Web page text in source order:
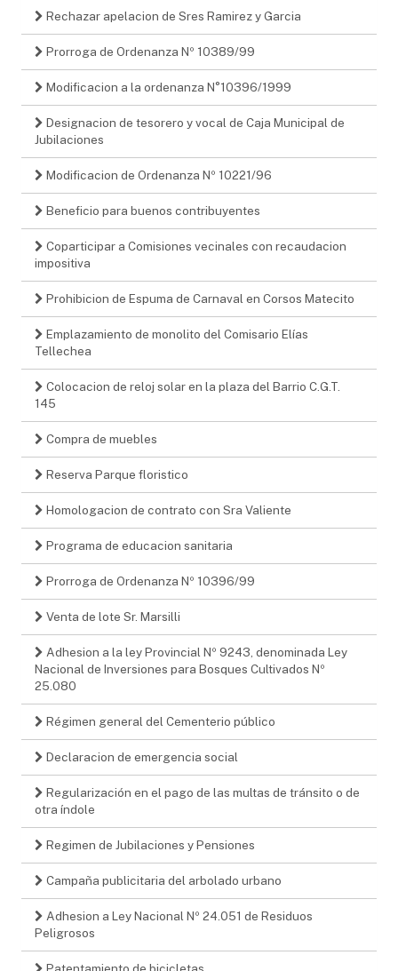
Rechazar apelacion de Sres Ramirez y Garcia
Prorroga de Ordenanza Nº 10389/99
Modificacion a la ordenanza N°10396/1999
Designacion de tesorero y vocal de Caja Municipal de
Jubilaciones
Modificacion de Ordenanza Nº 10221/96
Beneficio para buenos contribuyentes
Coparticipar a Comisiones vecinales con recaudacion
impositiva
Prohibicion de Espuma de Carnaval en Corsos Matecito
Emplazamiento de monolito del Comisario Elías
Tellechea
Colocacion de reloj solar en la plaza del Barrio C.G.T.
145
Compra de muebles
Reserva Parque floristico
Homologacion de contrato con Sra Valiente
Programa de educacion sanitaria
Prorroga de Ordenanza Nº 10396/99
Venta de lote Sr. Marsilli
Adhesion a la ley Provincial Nº 9243, denominada Ley
Nacional de Inversiones para Bosques Cultivados Nº
25.080
Régimen general del Cementerio público
Declaracion de emergencia social
Regularización en el pago de las multas de tránsito o de
otra índole
Regimen de Jubilaciones y Pensiones
Campaña publicitaria del arbolado urbano
Adhesion a Ley Nacional Nº 24.051 de Residuos
Peligrosos
Patentamiento de bicicletas